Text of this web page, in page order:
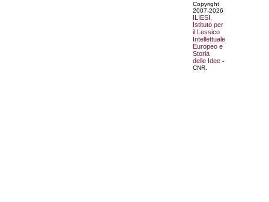
Copyright
2007-2026
ILIESI,
Istituto per
il Lessico
Intellettuale
Europeo e
Storia
delle Idee -
CNR.